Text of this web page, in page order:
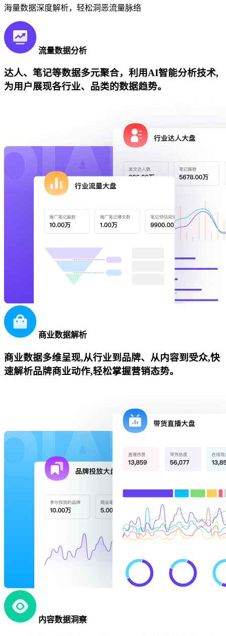
海量数据深度解析，轻松洞恶流量脉络
流量数据分析
达人、笔记等数据多元聚合，利用AI智能分析技术,
为用户展现各行业、品类的数据趋势。
商业数据解析
商业数据多维呈现,从行业到品牌、从内容到受众,快
速解析品牌商业动作,轻松掌握营销态势。
内容数据洞察